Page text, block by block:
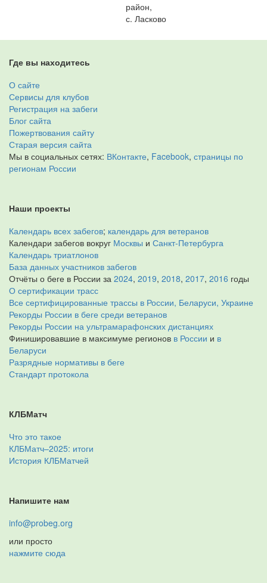
район,
с. Ласково
Где вы находитесь
О сайте
Сервисы для клубов
Регистрация на забеги
Блог сайта
Пожертвования сайту
Старая версия сайта
Мы в социальных сетях: ВКонтакте, Facebook, страницы по
регионам России
Наши проекты
Календарь всех забегов; календарь для ветеранов
Календари забегов вокруг Москвы и Санкт-Петербурга
Календарь триатлонов
База данных участников забегов
Отчёты о беге в России за 2024, 2019, 2018, 2017, 2016 годы
О сертификации трасс
Все сертифицированные трассы в России, Беларуси, Украине
Рекорды России в беге среди ветеранов
Рекорды России на ультрамарафонских дистанциях
Финишировавшие в максимуме регионов в России и в
Беларуси
Разрядные нормативы в беге
Стандарт протокола
КЛБМатч
Что это такое
КЛБМатч–2025: итоги
История КЛБМатчей
Напишите нам
info@probeg.org
или просто
нажмите сюда